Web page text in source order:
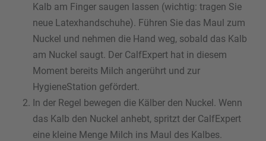
Kalb am Finger saugen lassen (wichtig: tragen Sie
neue Latexhandschuhe). Führen Sie das Maul zum
Nuckel und nehmen die Hand weg, sobald das Kalb
am Nuckel saugt. Der CalfExpert hat in diesem
Moment bereits Milch angerührt und zur
HygieneStation gefördert.
In der Regel bewegen die Kälber den Nuckel. Wenn
das Kalb den Nuckel anhebt, spritzt der CalfExpert
eine kleine Menge Milch ins Maul des Kalbes.